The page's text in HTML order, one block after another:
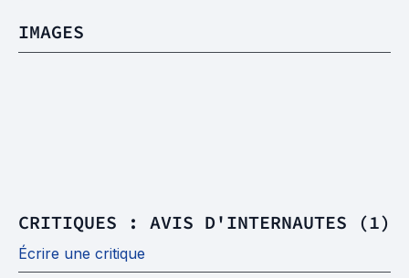
IMAGES
CRITIQUES : AVIS D'INTERNAUTES (1)
Écrire une critique